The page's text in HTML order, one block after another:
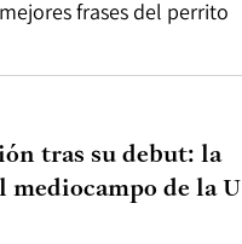
frases del perrito
tras su debut: la
mediocampo de la U